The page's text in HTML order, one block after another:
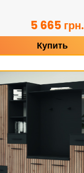
5 665 грн.
Купить